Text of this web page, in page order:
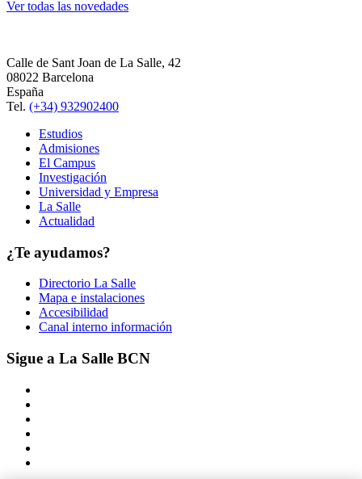
Ver todas las novedades
Calle de Sant Joan de La Salle, 42
08022 Barcelona
España
Tel. (+34) 932902400
Estudios
Admisiones
El Campus
Investigación
Universidad y Empresa
La Salle
Actualidad
¿Te ayudamos?
Directorio La Salle
Mapa e instalaciones
Accesibilidad
Canal interno información
Sigue a La Salle BCN